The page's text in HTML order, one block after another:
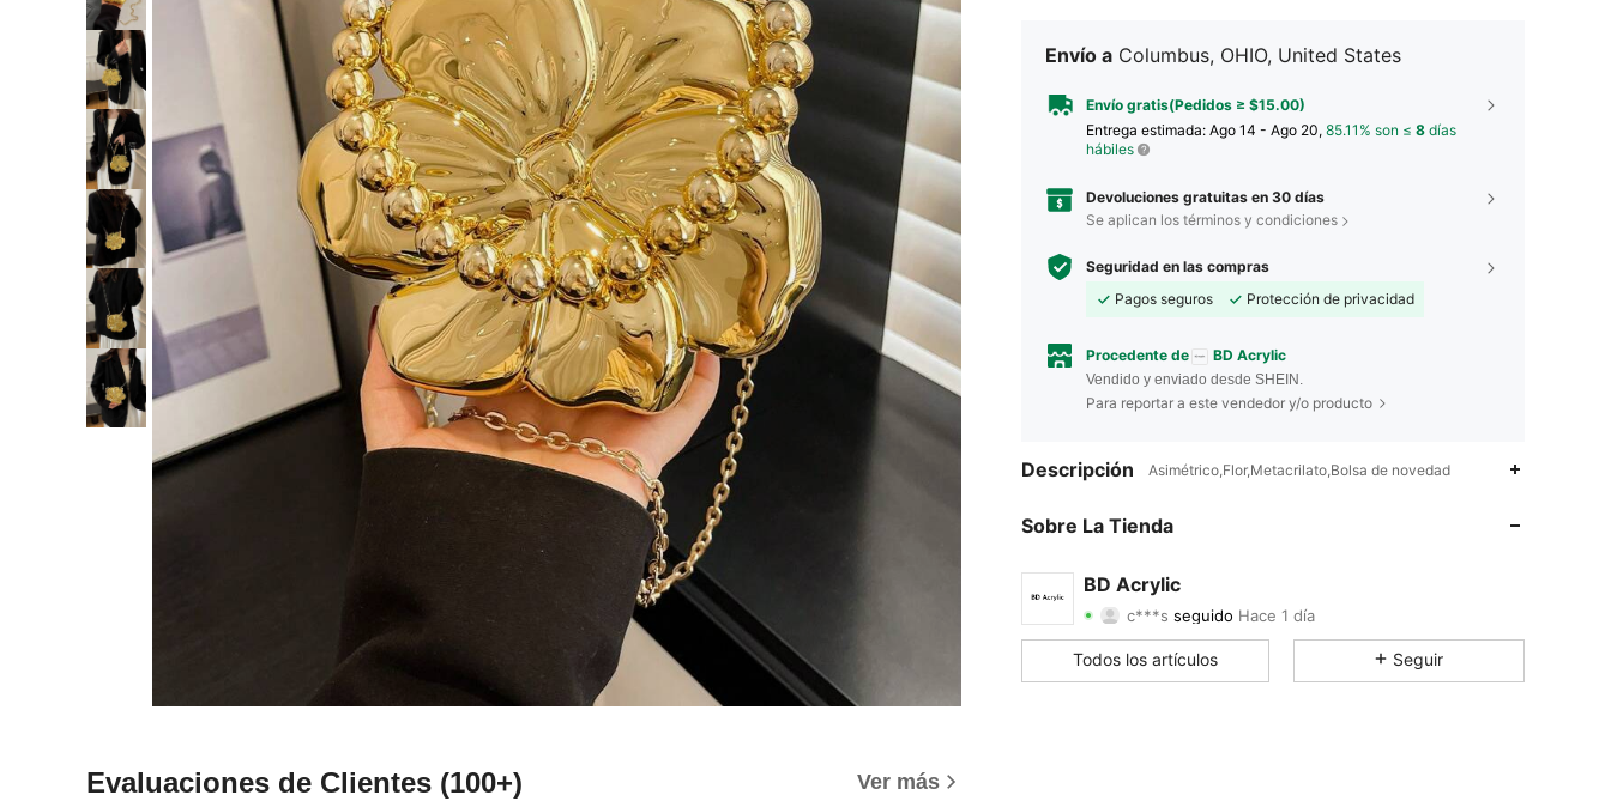
Evaluaciones de Clientes (100+) Ver más
Envío a Columbus, OHIO, United States
Envío gratis(Pedidos ≥ $15.00)
Entrega estimada: Ago 14 - Ago 20, 85.11% son ≤ 8 días
hábiles
Devoluciones gratuitas en 30 días
Se aplican los términos y condiciones
Seguridad en las compras
Pagos seguros
Protección de privacidad
Procedente de BD Acrylic
Vendido y enviado desde SHEIN.
Para reportar a este vendedor y/o producto
Descripción Asimétrico,Flor,Metacrilato,Bolsa de novedad
Sobre La Tienda
BD Acrylic
c***sseguido
4.91 Calificación 19Artículos
4.91
Todos los artículos Seguir